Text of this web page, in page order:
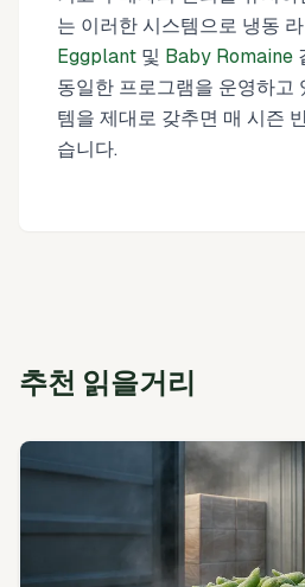
는 이러한 시스템으로 냉동
Eggplant 및 Baby Romaine
동일한 프로그램을 운영하고
템을 제대로 갖추면 매 시즌
습니다.
추천 읽을거리